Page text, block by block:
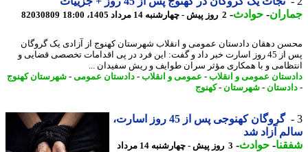
- حوادث -2 روز پیش - چهارشنبه 14 مرداد 1405، 18:00 82030809
دهقان دادستان عمومی و انقلاب شهرستان کهنوج از آزادی یک گروگان
پس از 45 روز اسارت خبر داد و گفت: این فرد در پی اقدامات تخصصی قضایی و
و با همکاری مؤثر سران طوایف و ریش سفیدان ...
عمومی و انقلاب-عمومی و انقلاب-دادستان عمومی-شهرستان کهنوج
-شهرستان-کهنوج
گروگان کهنوجی پس از 45 روز اسارت،
آزاد شد
-حوادث -
3 روز پیش - چهارشنبه 14 مرداد